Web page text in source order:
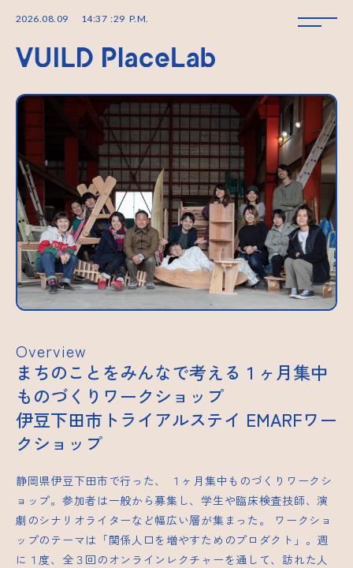
2026.08.09 14:37 :31 P.M.
Overview
まちのことをみんなで考える１ヶ月集中
ものづくりワークショップ
伊豆下田市トライアルステイ EMARFワー
クショップ
静岡県伊豆下田市で行った、 １ヶ月集中ものづくりワークシ
ョップ。参加者は一般から募集し、学生や臨床検査技師、演
劇のシナリオライターなど幅広い層が集まった。 ワークショ
ップのテーマは「関係人口を増やすためのプロダクト」。週
に１度、全３回のオンラインレクチャーを通して、訪れた人